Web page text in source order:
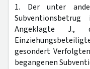
1. Der unter
Angeklagte J.,
gesondert
begangenen